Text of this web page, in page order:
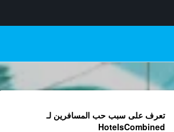
تعرف على سبب حب المسافرين لـ
HotelsCombined